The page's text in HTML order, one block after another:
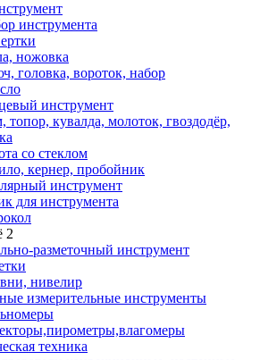
инструмента
ножовка
головка, вороток, набор
инструмент
топор, кувалда, молоток, гвоздодёр,
со стеклом
кернер, пробойник
инструмент
для инструмента
2
разметочный инструмент
нивелир
измерительные инструменты
техника